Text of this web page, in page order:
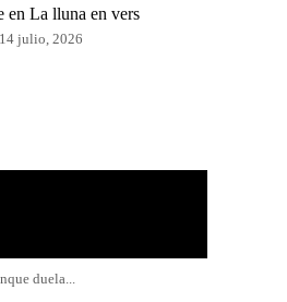
en La lluna en vers
julio, 2026
duela...